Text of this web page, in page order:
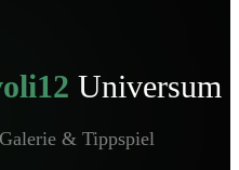
Universum
& Tippspiel